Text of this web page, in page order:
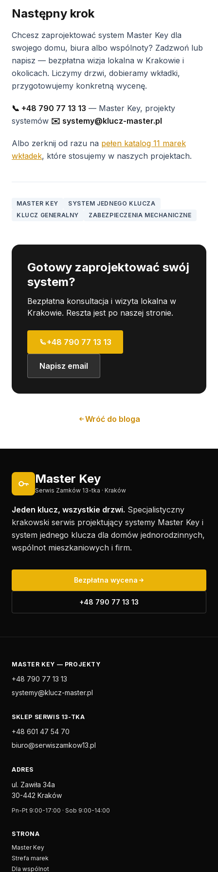
Następny krok
Chcesz zaprojektować system Master Key dla
swojego domu, biura albo wspólnoty? Zadzwoń lub
napisz — bezpłatna wizja lokalna w Krakowie i
okolicach. Liczymy drzwi, dobieramy wkładki,
przygotowujemy konkretną wycenę.
📞 +48 790 77 13 13 — Master Key, projekty
systemów ✉️ systemy@klucz-master.pl
Albo zerknij od razu na pełen katalog 11 marek
wkładek, które stosujemy w naszych projektach.
MASTER KEY
SYSTEM JEDNEGO KLUCZA
KLUCZ GENERALNY
ZABEZPIECZENIA MECHANICZNE
Gotowy zaprojektować swój
system?
Bezpłatna konsultacja i wizyta lokalna w
Krakowie. Reszta jest po naszej stronie.
+48 790 77 13 13
Napisz email
Wróć do bloga
Master Key
Serwis Zamków 13-tka · Kraków
Jeden klucz, wszystkie drzwi. Specjalistyczny
krakowski serwis projektujący systemy Master Key i
system jednego klucza dla domów jednorodzinnych,
wspólnot mieszkaniowych i firm.
Bezpłatna wycena
+48 790 77 13 13
MASTER KEY — PROJEKTY
+48 790 77 13 13
systemy@klucz-master.pl
SKLEP SERWIS 13-TKA
+48 601 47 54 70
biuro@serwiszamkow13.pl
ADRES
ul. Zawiła 34a
30-442 Kraków
Pn-Pt 9:00-17:00 · Sob 9:00-14:00
STRONA
Master Key
Strefa marek
Dla wspólnot